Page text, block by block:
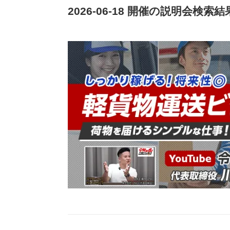
2026-06-18 開催の説明会検索結